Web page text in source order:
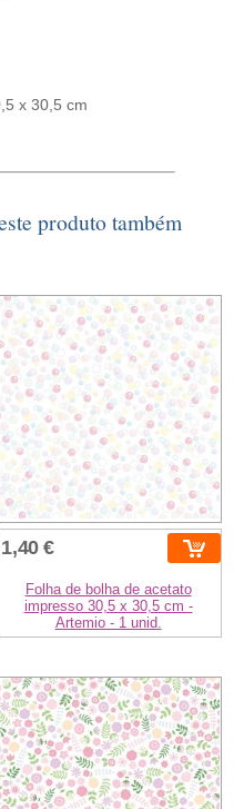
x 30,5 cm
produto também
1,40 €
Folha de bolha de acetato
impresso 30,5 x 30,5 cm -
Artemio - 1 unid.